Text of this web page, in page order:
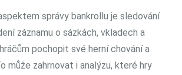
správy bankrollu je sledování
záznamu o sázkách, vkladech a
pochopit své herní chování a
může zahrnovat i analýzu, které hry